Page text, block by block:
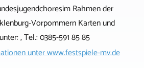
Rahmen der
Vorpommern Karten und
, Tel.: 0385-591 85 85
unterwww.festspiele-mv.de